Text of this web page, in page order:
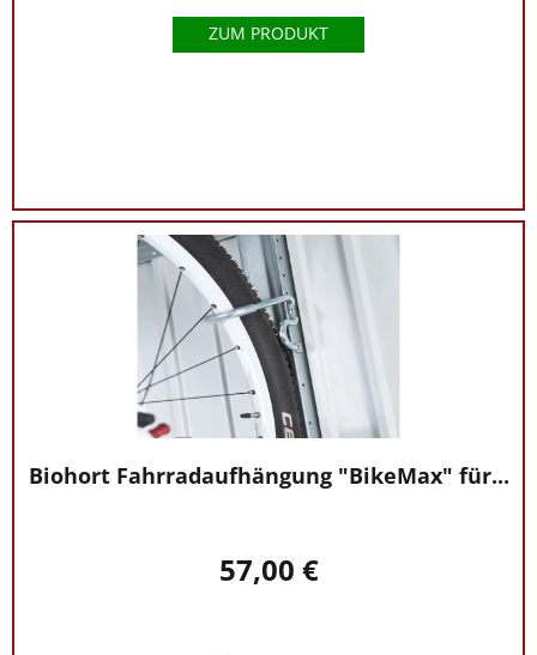
ZUM PRODUKT
Biohort Fahrradaufhängung "BikeMax" für...
57,00 €